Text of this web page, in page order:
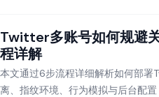
Twitter多账号如何规避
程详解
本文通过6步流程详细解析如何部
离、指纹环境、行为模拟与后台配